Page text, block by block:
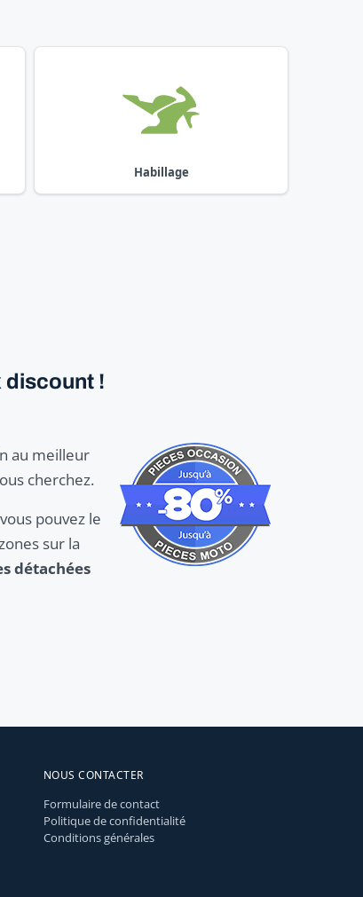
Habillage
discount !
au meilleur
cherchez.
pouvez le
sur la
détachées
NOUS CONTACTER
Formulaire de contact
Politique de confidentialité
Conditions générales